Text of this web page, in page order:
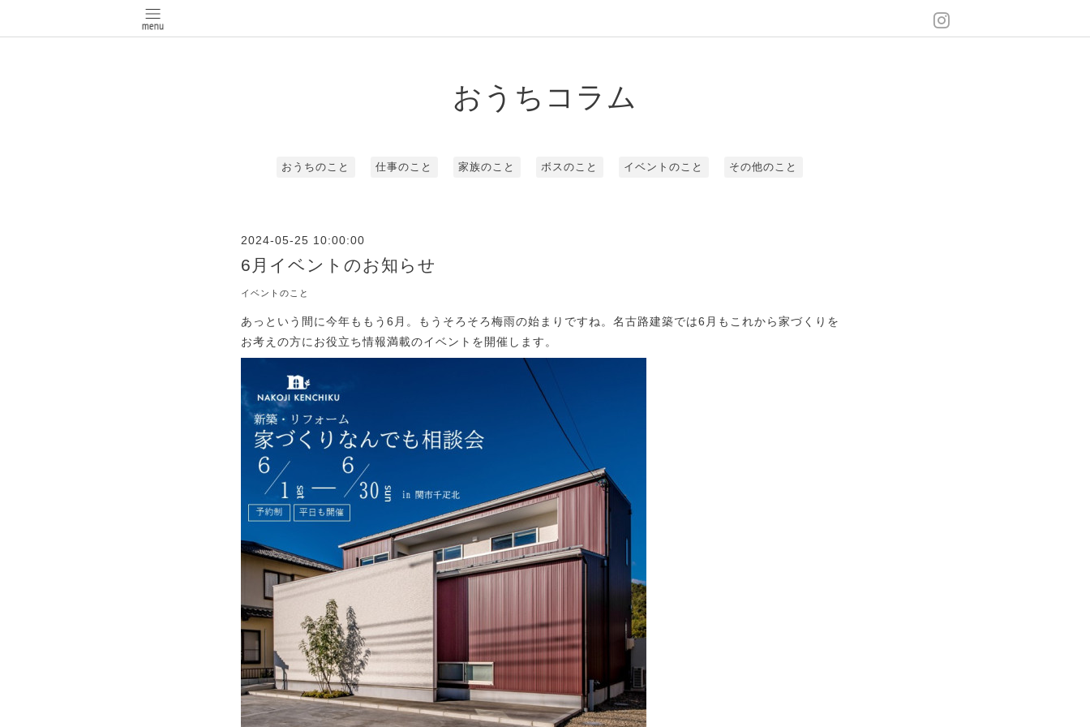
おうちコラム
おうちのこと 仕事のこと 家族のこと ボスのこと イベントのこと その他のこと
2024-05-25 10:00:00
6月イベントのお知らせ
イベントのこと
あっという間に今年ももう6月。もうそろそろ梅雨の始まりですね。名古路建築では6月もこれから家づくりを
お考えの方にお役立ち情報満載のイベントを開催します。